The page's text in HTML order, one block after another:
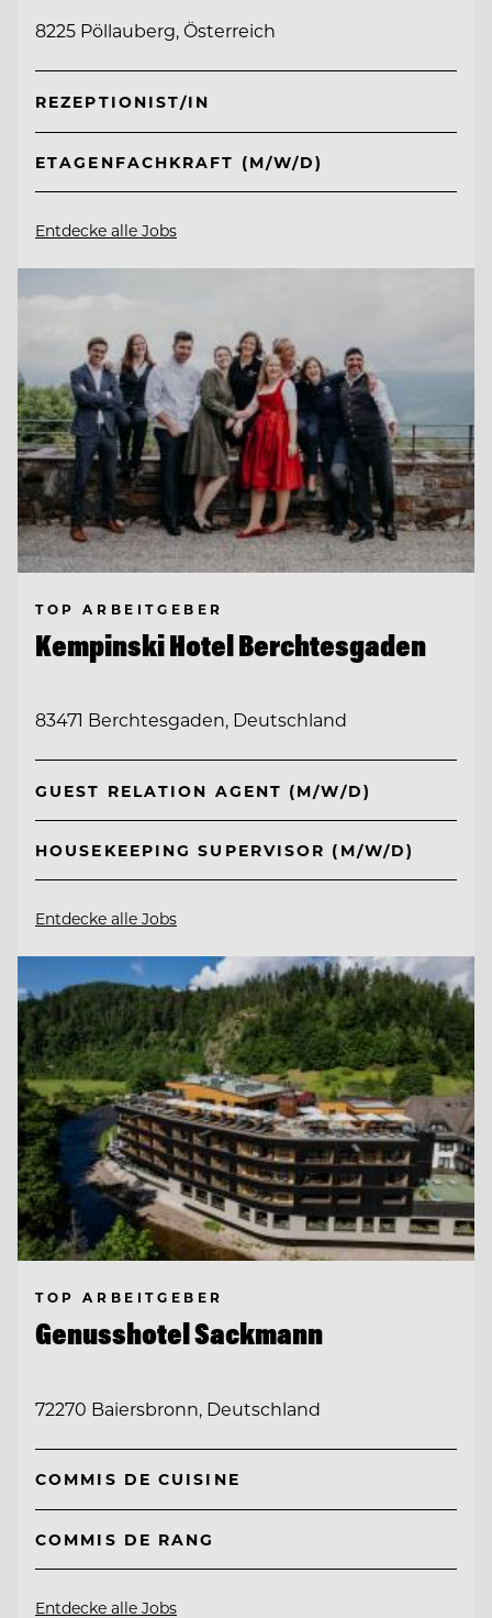
8225 Pöllauberg, Österreich
REZEPTIONIST/IN
ETAGENFACHKRAFT (M/W/D)
Entdecke alle Jobs
TOP ARBEITGEBER
Kempinski Hotel Berchtesgaden
83471 Berchtesgaden, Deutschland
GUEST RELATION AGENT (M/W/D)
HOUSEKEEPING SUPERVISOR (M/W/D)
Entdecke alle Jobs
TOP ARBEITGEBER
Genusshotel Sackmann
72270 Baiersbronn, Deutschland
COMMIS DE CUISINE
COMMIS DE RANG
Entdecke alle Jobs